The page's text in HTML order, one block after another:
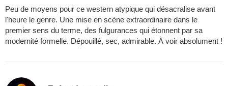
Peu de moyens pour ce western atypique qui désacralise avant
l'heure le genre. Une mise en scène extraordinaire dans le
premier sens du terme, des fulgurances qui étonnent par sa
modernité formelle. Dépouillé, sec, admirable. À voir absolument !